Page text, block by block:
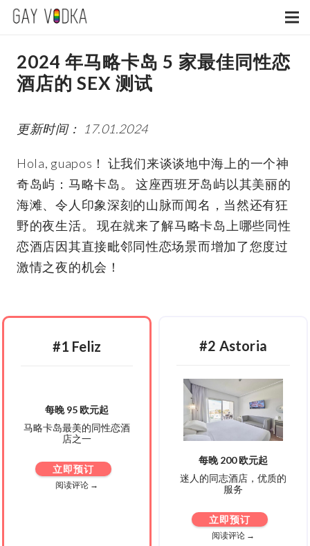
2024 年马略卡岛 5 家最佳同性恋
酒店的 SEX 测试
更新时间： 17.01.2024
Hola, guapos！ 让我们来谈谈地中海上的一个神
奇岛屿：马略卡岛。 这座西班牙岛屿以其美丽的
海滩、令人印象深刻的山脉而闻名，当然还有狂
野的夜生活。 现在就来了解马略卡岛上哪些同性
恋酒店因其直接毗邻同性恋场景而增加了您度过
激情之夜的机会！
#1 Feliz
每晚 95 欧元起
马略卡岛最美的同性恋酒
店之一
立即预订
阅读评论 →
#2 Astoria
每晚 200 欧元起
迷人的同志酒店，优质的
服务
立即预订
阅读评论 →